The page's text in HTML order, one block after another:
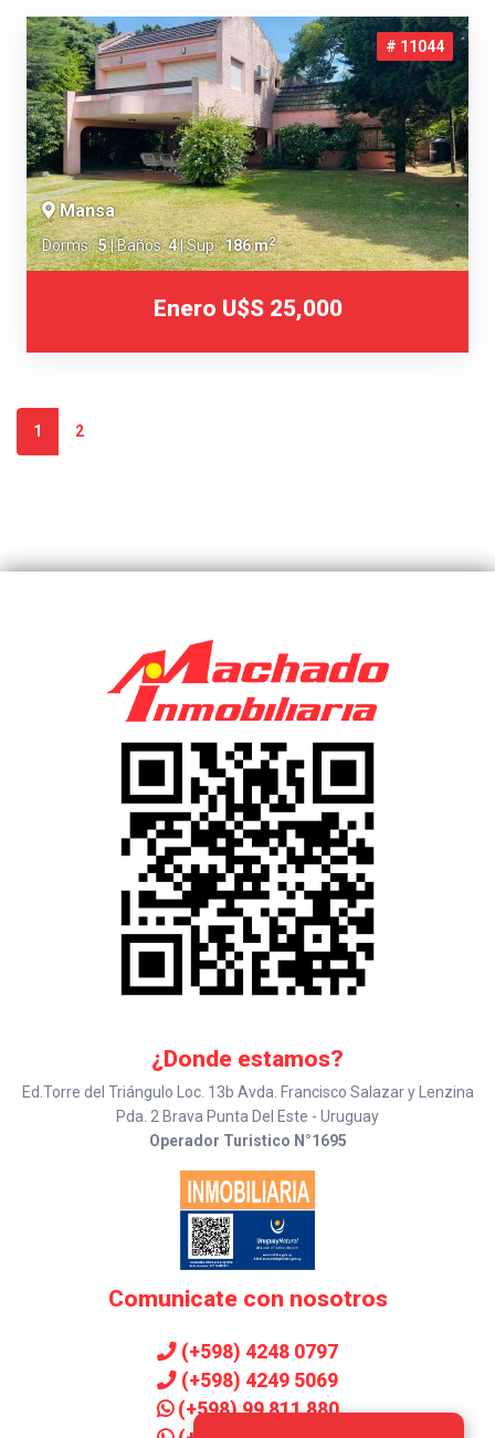
# 11044
Mansa
Dorms.:5| Baños:4 | Sup.:186 m2
Enero U$S 25,000
1 2
¿Donde estamos?
Ed.Torre del Triángulo Loc. 13b Avda. Francisco Salazar y Lenzina
Pda. 2 Brava Punta Del Este - Uruguay
Operador Turistico N°1695
Comunicate con nosotros
(+598) 4248 0797
(+598) 4249 5069
(+598) 99 811 880